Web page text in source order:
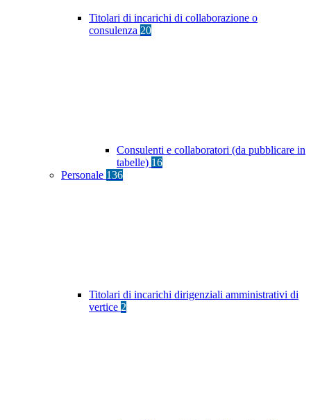
Titolari di incarichi di collaborazione o
consulenza 20
Consulenti e collaboratori (da pubblicare in
tabelle) 16
Personale 136
Titolari di incarichi dirigenziali amministrativi di
vertice 2